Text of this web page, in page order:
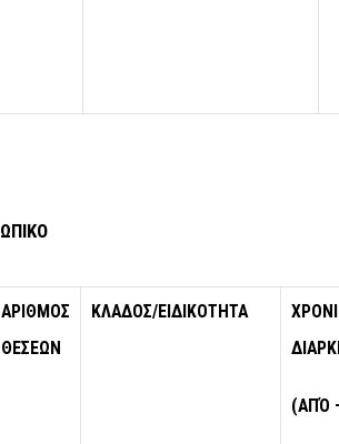
ΩΠΙΚΟ
ΑΡΙΘΜΟΣ
ΘΕΣΕΩΝ
ΚΛΑΔΟΣ/ΕΙΔΙΚΟΤΗΤΑ
(ΑΠΌ